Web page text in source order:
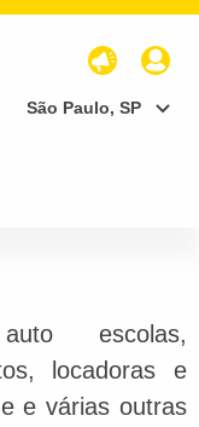
São Paulo, SP
escolas,
locadoras e
e várias outras